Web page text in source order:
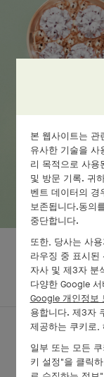
전
본 웹사이트는 관
유사한 기술을 사
리 목적으로 사용
및 방문 기록. 귀
벤트 데이터의 경
보존됩니다.동의
중단합니다.
또한, 당사는 사
라우징 중 표시된
자사 및 제3자 분
다양한 Google
Google 개인정보
용합니다. 제3자
제공하는 쿠키로,
일부 또는 모든
키 설정"을 클릭